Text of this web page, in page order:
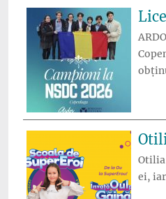
Otilia
ei,